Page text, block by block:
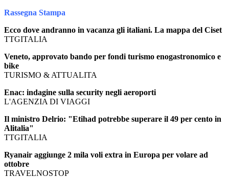
Rassegna Stampa
Ecco dove andranno in vacanza gli italiani. La mappa del Ciset
TTGITALIA
Veneto, approvato bando per fondi turismo enogastronomico e
bike
TURISMO & ATTUALITA
Enac: indagine sulla security negli aeroporti
L'AGENZIA DI VIAGGI
Il ministro Delrio: "Etihad potrebbe superare il 49 per cento in
Alitalia"
TTGITALIA
Ryanair aggiunge 2 mila voli extra in Europa per volare ad
ottobre
TRAVELNOSTOP